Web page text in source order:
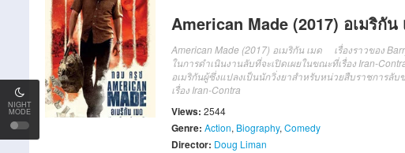
NIGHT
MODE
American Made (2017) อเมริกัน
American Made (2017) อเมริกัน เมด เรื่องราวของ
ในการดำเนินงานลับที่จะเปิดเผยในขณะที่เรื่อง Iran-
อเมริกันผู้ซึ่งแปลงเป็นนักวิ่งยาสำหรับหน่วยสืบราชการลั
เรื่อง Iran-Contra
Views: 2544
Genre: Action, Biography, Comedy
Director: Doug Liman